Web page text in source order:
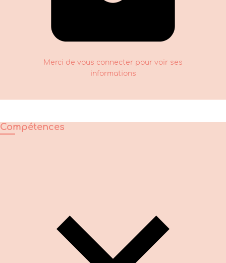
Merci de vous connecter pour voir ses
informations
Compétences